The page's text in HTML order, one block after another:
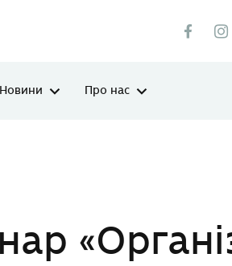
Новини Про нас